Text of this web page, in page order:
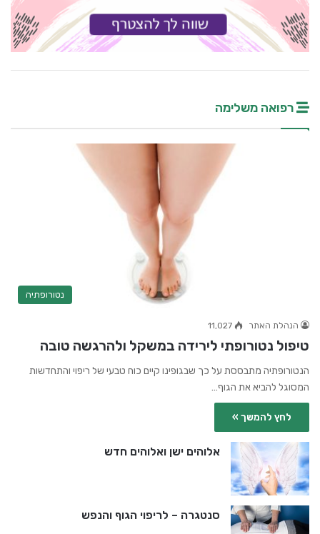
רפואה משלימה
נטורופתיה
הנהלת האתר 11,027
טיפול נטורופתי לירידה במשקל ולהרגשה טובה
הנטורופתיה מתבססת על כך שבגופינו קיים כוח טבעי של ריפוי והתחדשות
המסוגל להביא את הגוף…
לחץ להמשך »
אלוהים ישן ואלוהים חדש
סנטגרה – לריפוי הגוף והנפש